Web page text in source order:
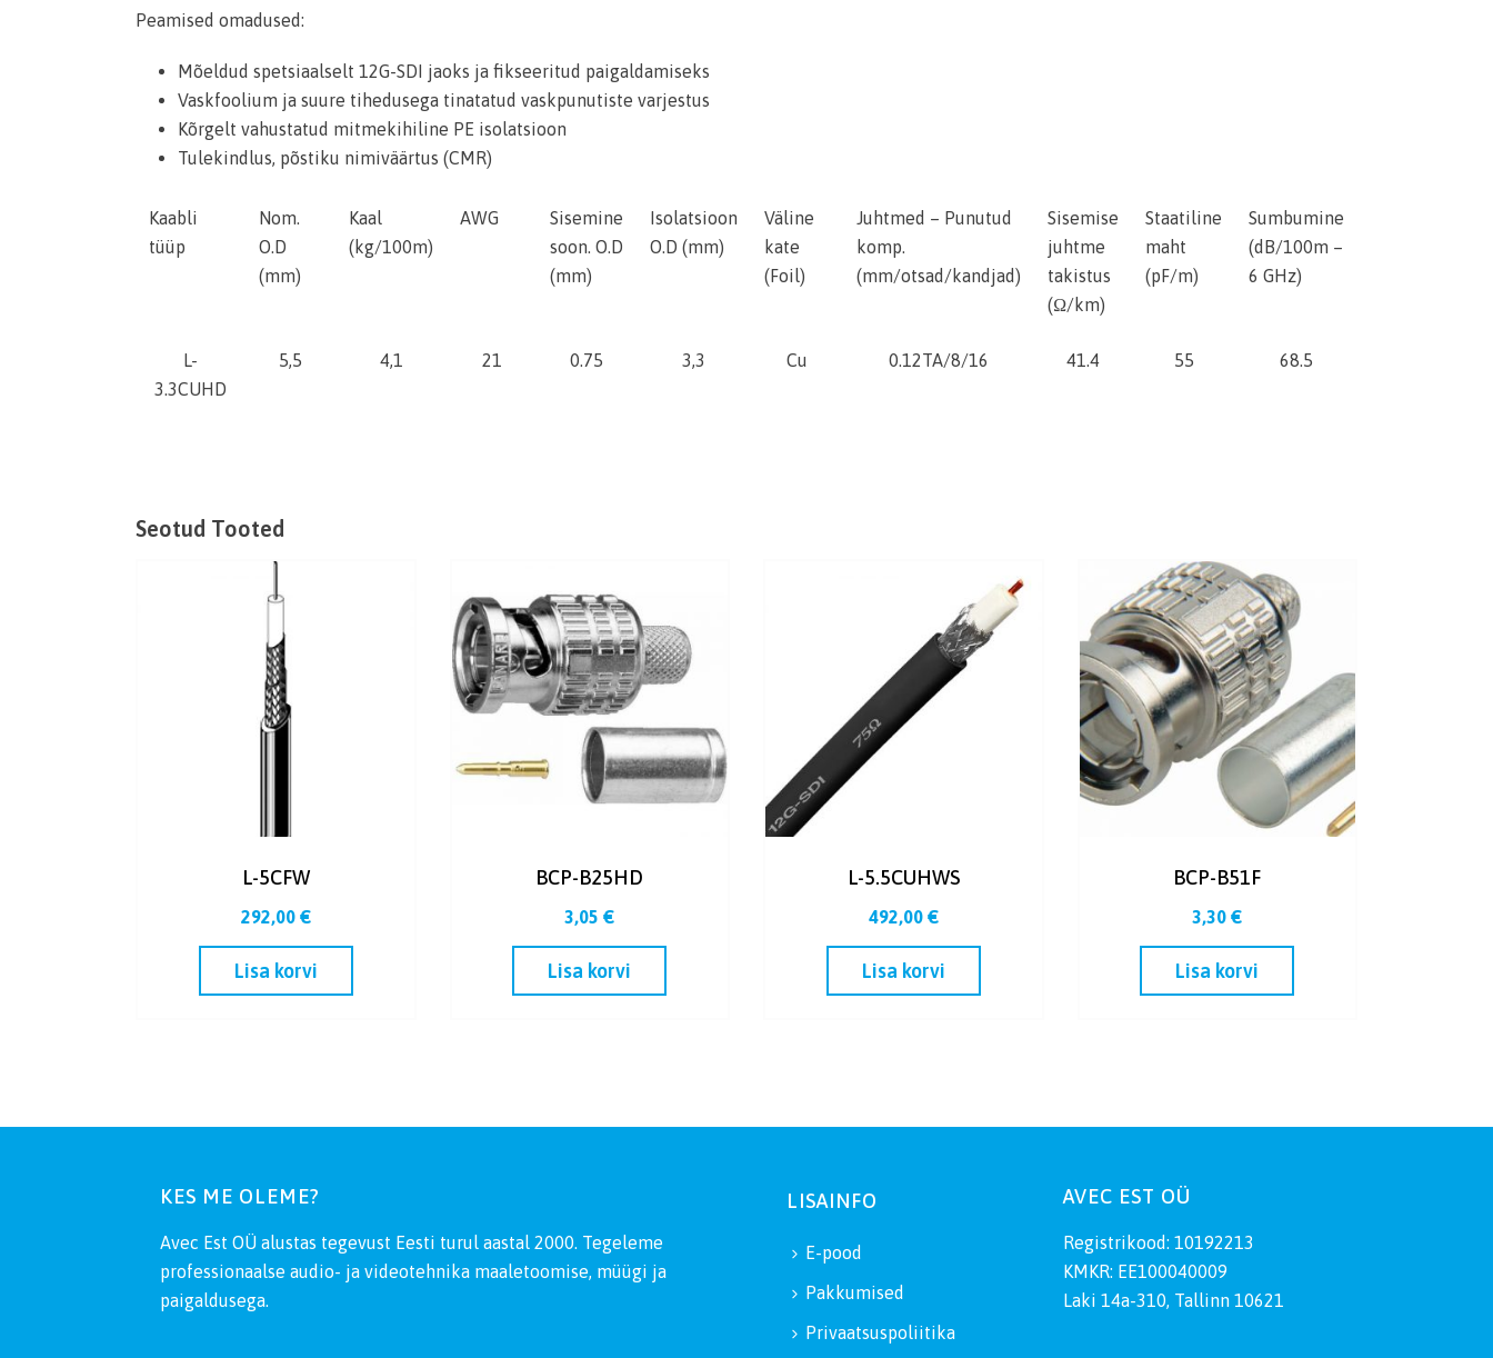
Peamised omadused:
Mõeldud spetsiaalselt 12G-SDI jaoks ja fikseeritud paigaldamiseks
Vaskfoolium ja suure tihedusega tinatatud vaskpunutiste varjestus
Kõrgelt vahustatud mitmekihiline PE isolatsioon
Tulekindlus, põstiku nimiväärtus (CMR)
Kaabli
tüüp
Nom.
O.D
(mm)
Kaal
(kg/100m)
AWG
Sisemine
soon. O.D
(mm)
Isolatsioon
O.D (mm)
Väline
kate
(Foil)
Juhtmed – Punutud
komp.
(mm/otsad/kandjad)
Sisemise
juhtme
takistus
(Ω/km)
Staatiline
maht
(pF/m)
Sumbumine
(dB/100m –
6 GHz)
L-
3.3CUHD
5,5 4,1 21 0.75 3,3 Cu 0.12TA/8/16 41.4 55 68.5
Seotud Tooted
L-5CFW
292,00 €
Lisa korvi
BCP-B25HD
3,05€
Lisa korvi
L-5.5CUHWS
492,00 €
Lisa korvi
BCP-B51F
3,30€
Lisa korvi
KES ME OLEME?
Avec Est OÜ alustas tegevust Eesti turul aastal 2000. Tegeleme
professionaalse audio- ja videotehnika maaletoomise, müügi ja
paigaldusega.
LISAINFO
E-pood
Pakkumised
Privaatsuspoliitika
AVEC EST OÜ
Registrikood: 10192213
KMKR: EE100040009
Laki 14a-310, Tallinn 10621